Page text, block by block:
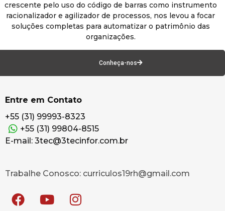
crescente pelo uso do código de barras como instrumento
racionalizador e agilizador de processos, nos levou a focar
soluções completas para automatizar o patrimônio das
organizações.
Conheça-nos
Entre em Contato
+55 (31) 99993-8323
+55 (31) 99804-8515
E-mail: 3tec@3tecinfor.com.br
Trabalhe Conosco: curriculos19rh@gmail.com